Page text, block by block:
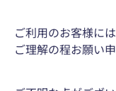
ご利用のお客様に
ご理解の程お願い申